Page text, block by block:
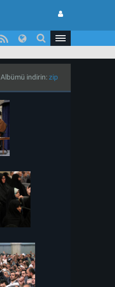
Albümü indirin:zip